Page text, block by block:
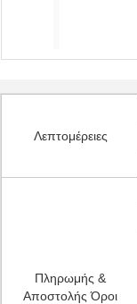
Λεπτομέρειες
Πληρωμής &
Αποστολής Όροι